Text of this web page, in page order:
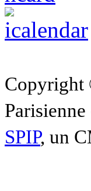
Copyright
SPIP, un